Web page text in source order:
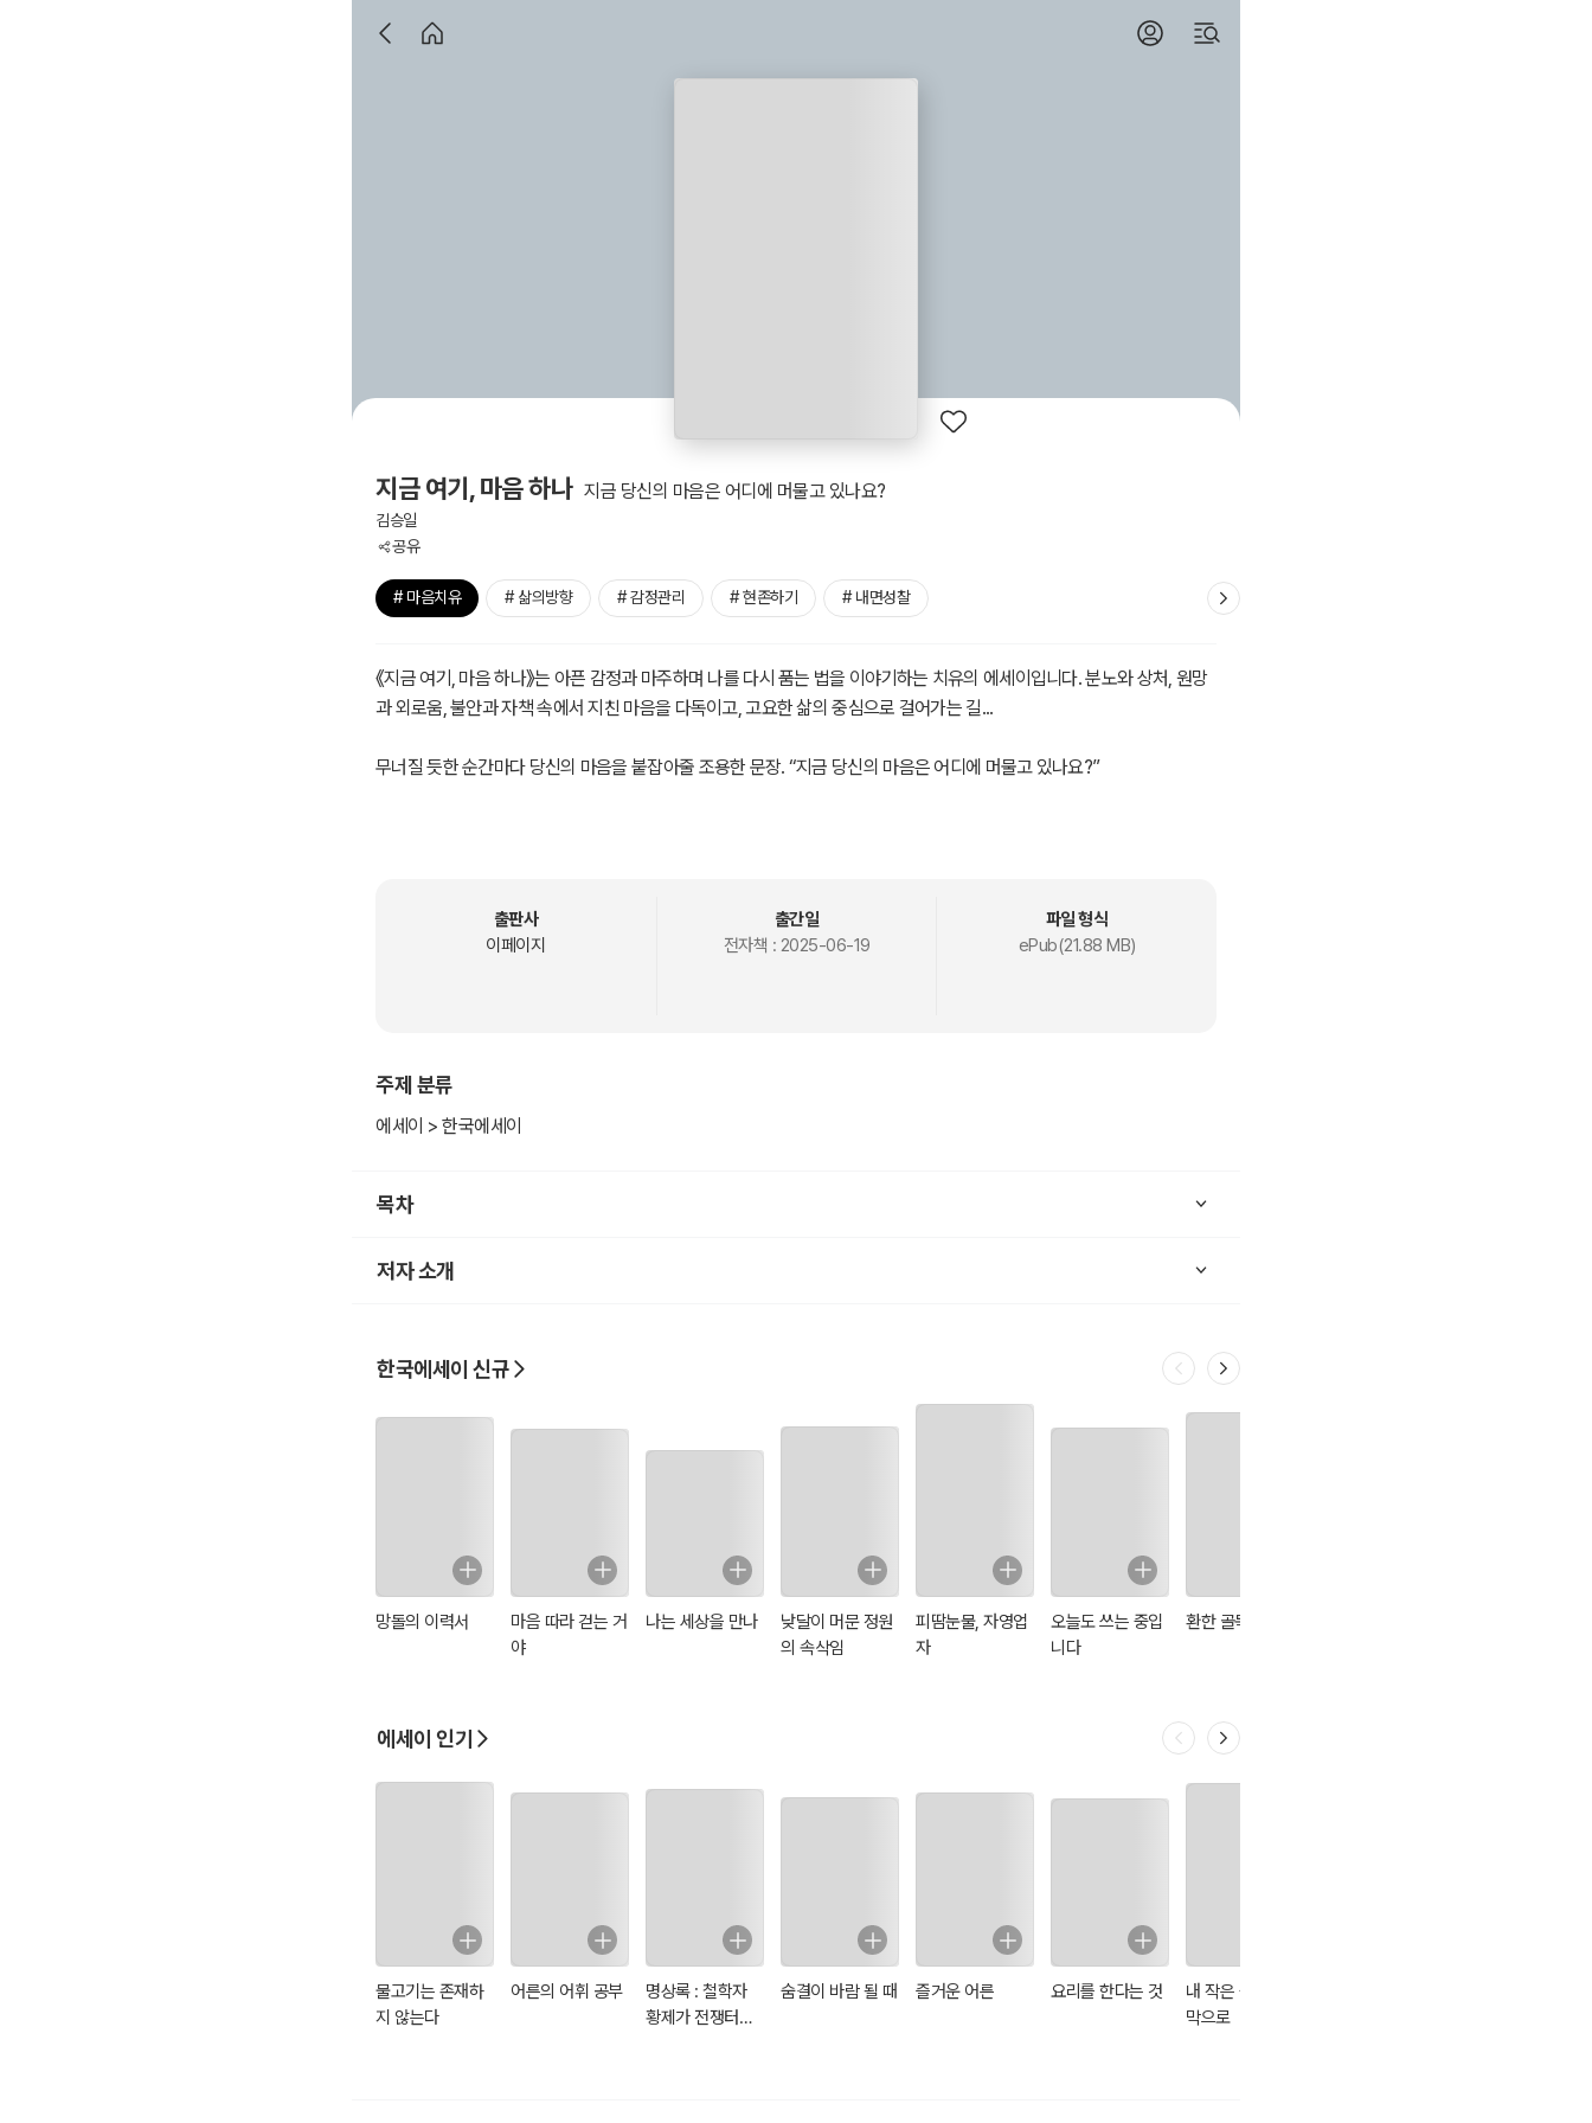
지금 여기, 마음 하나 지금 당신의 마음은 어디에 머물고 있나요?
김승일
공유
# 마음치유 # 삶의방향 # 감정관리 # 현존하기 # 내면성찰
《지금 여기, 마음 하나》는 아픈 감정과 마주하며 나를 다시 품는 법을 이야기하는 치유의 에세이입니다. 분노와 상처, 원망
과 외로움, 불안과 자책 속에서 지친 마음을 다독이고, 고요한 삶의 중심으로 걸어가는 길...
무너질 듯한 순간마다 당신의 마음을 붙잡아줄 조용한 문장. “지금 당신의 마음은 어디에 머물고 있나요?”
출판사
이페이지
출간일
전자책 : 2025-06-19
파일 형식
ePub(21.88 MB)
주제 분류
에세이 > 한국에세이
목차
저자 소개
한국에세이 신규
망돌의 이력서
마음 따라 걷는 거
야
나는 세상을 만나
낮달이 머문 정원
의 속삭임
피땀눈물, 자영업
자
오늘도 쓰는 중입
니다
환한 골목
에세이 인기
물고기는 존재하
지 않는다
어른의 어휘 공부
명상록 : 철학자
황제가 전쟁터에
숨결이 바람 될 때 즐거운 어른 요리를 한다는 것
내 작은 숲속 오두
막으로